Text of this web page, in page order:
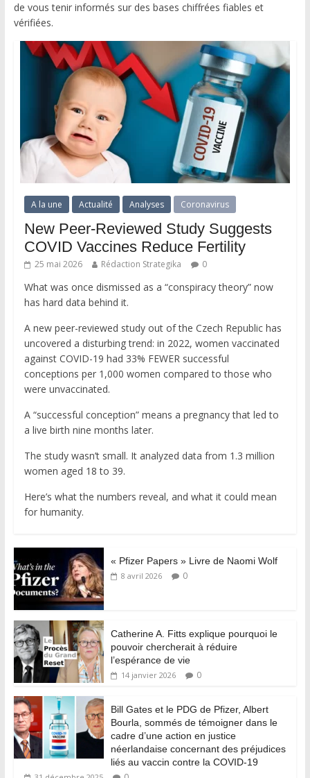
de vous tenir informés sur des bases chiffrées fiables et
vérifiées.
A la une Actualité Analyses Coronavirus
New Peer-Reviewed Study Suggests
COVID Vaccines Reduce Fertility
25 mai 2026 Rédaction Strategika 0
What was once dismissed as a “conspiracy theory” now
has hard data behind it.
A new peer-reviewed study out of the Czech Republic has
uncovered a disturbing trend: in 2022, women vaccinated
against COVID-19 had 33% FEWER successful
conceptions per 1,000 women compared to those who
were unvaccinated.
A “successful conception” means a pregnancy that led to
a live birth nine months later.
The study wasn’t small. It analyzed data from 1.3 million
women aged 18 to 39.
Here’s what the numbers reveal, and what it could mean
for humanity.
« Pfizer Papers » Livre de Naomi Wolf
8 avril 2026 0
Catherine A. Fitts explique pourquoi le
pouvoir chercherait à réduire
l’espérance de vie
14 janvier 2026 0
Bill Gates et le PDG de Pfizer, Albert
Bourla, sommés de témoigner dans le
cadre d’une action en justice
néerlandaise concernant des préjudices
liés au vaccin contre la COVID-19